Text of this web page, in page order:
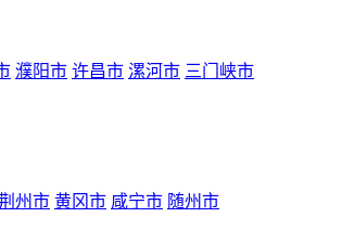
濮阳市 许昌市 漯河市 三门峡市
州市 黄冈市 咸宁市 随州市